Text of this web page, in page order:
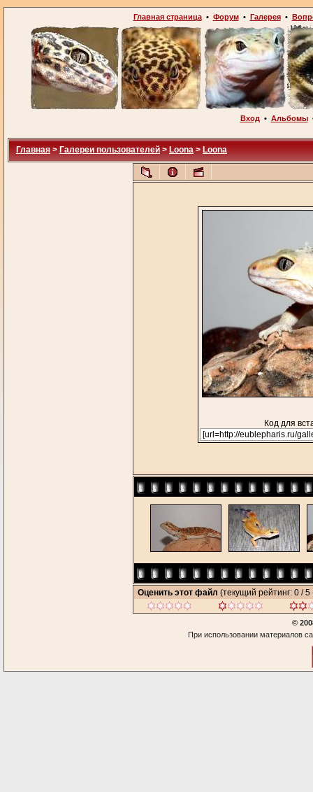
Главная страница• Форум• Галерея•
Вход • Альбомы
Главная > Галереи пользователей > Loona > Loona
Код для
Оценить этот файл (текущий рейтинг: 0 / 5
©
При использовании материалов